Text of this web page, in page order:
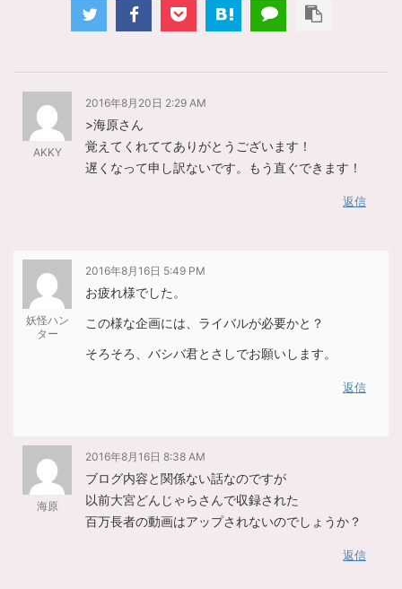
AKKY
2016年8月20日 2:29 AM
>海原さん
覚えてくれててありがとうございます！
遅くなって申し訳ないです。もう直ぐできます！
返信
妖怪ハン
ター
2016年8月16日 5:49 PM
お疲れ様でした。
この様な企画には、ライバルが必要かと？
そろそろ、バシバ君とさしでお願いします。
返信
海原
2016年8月16日 8:38 AM
ブログ内容と関係ない話なのですが
以前大宮どんじゃらさんで収録された
百万長者の動画はアップされないのでしょうか？
返信